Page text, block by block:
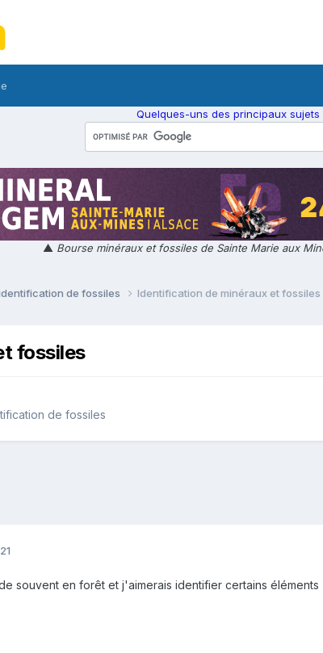
Quelques-uns des principaux sujets
▲ Bourse minéraux et fossiles de Sainte Marie aux
de fossiles Identification de minéraux et fossiles
fossiles
de fossiles
souvent en forêt et j'aimerais identifier certains